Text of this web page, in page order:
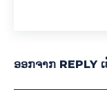
ອອກ​ຈາກ REPLY